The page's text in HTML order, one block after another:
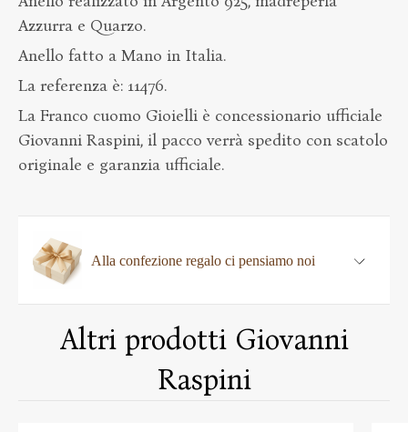
Azzurra e Quarzo.
Anello fatto a Mano in Italia.
La referenza è: 11476.
La Franco cuomo Gioielli è concessionario ufficiale
Giovanni Raspini, il pacco verrà spedito con scatolo
originale e garanzia ufficiale.
Alla confezione regalo ci pensiamo noi
Altri prodotti Giovanni
Raspini